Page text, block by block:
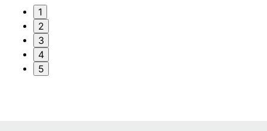
1
2
3
4
5